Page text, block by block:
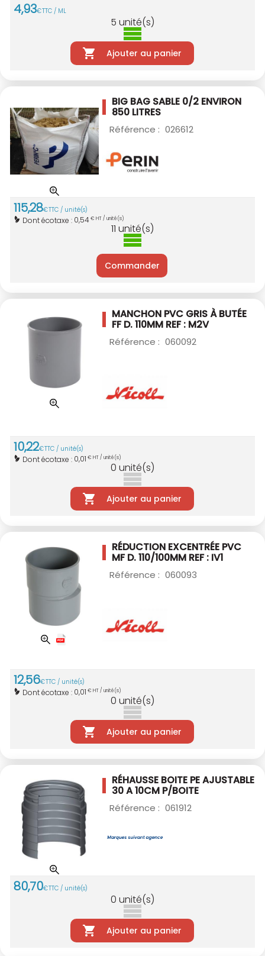
4,93€TTC / ML
5 unité(s)
Ajouter au panier
BIG BAG SABLE 0/2 ENVIRON
850 LITRES
Référence : 026612
115,28€TTC / unité(s)
Dont écotaxe : 0,54€ HT / unité(s)
11 unité(s)
Commander
MANCHON PVC GRIS À BUTÉE
FF D. 110MM REF : M2V
Référence : 060092
10,22€TTC / unité(s)
Dont écotaxe : 0,01 € HT / unité(s)
0 unité(s)
Ajouter au panier
RÉDUCTION EXCENTRÉE PVC
MF D. 110/100MM REF : IV1
Référence : 060093
12,56€TTC / unité(s)
Dont écotaxe : 0,01 € HT / unité(s)
0 unité(s)
Ajouter au panier
RÉHAUSSE BOITE PE AJUSTABLE
30 A 10CM P/BOITE
Référence : 061912
80,70€TTC / unité(s)
0 unité(s)
Ajouter au panier